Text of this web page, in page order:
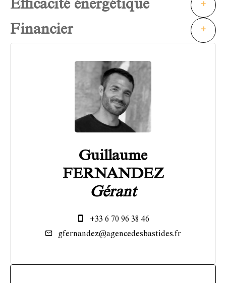
Efficacité énergétique +
Financier +
Guillaume
FERNANDEZ
Gérant
+33 6 70 96 38 46
gfernandez@agencedesbastides.fr